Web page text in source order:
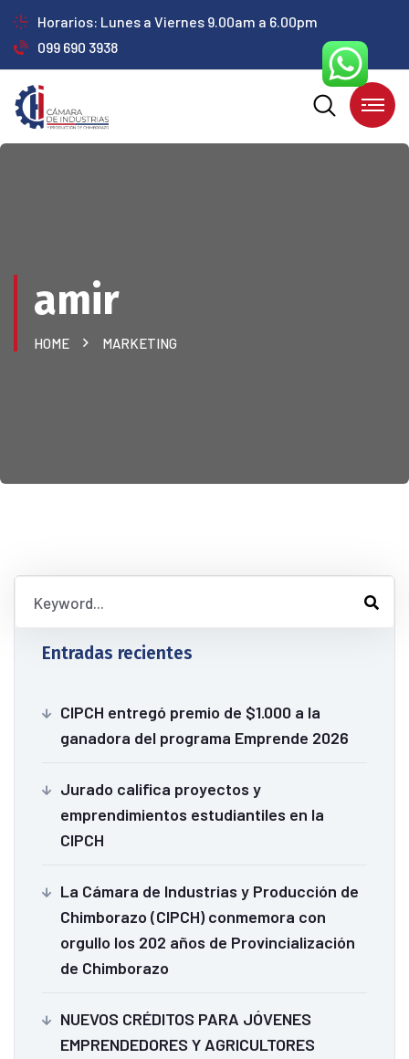
Horarios: Lunes a Viernes 9.00am a 6.00pm
099 690 3938
amir
HOME MARKETING
Entradas recientes
CIPCH entregó premio de $1.000 a la
ganadora del programa Emprende 2026
Jurado califica proyectos y
emprendimientos estudiantiles en la
CIPCH
La Cámara de Industrias y Producción de
Chimborazo (CIPCH) conmemora con
orgullo los 202 años de Provincialización
de Chimborazo
NUEVOS CRÉDITOS PARA JÓVENES
EMPRENDEDORES Y AGRICULTORES